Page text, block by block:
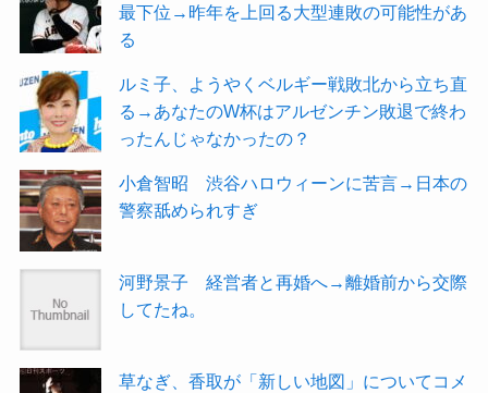
最下位→昨年を上回る大型連敗の可能性があ
る
ルミ子、ようやくベルギー戦敗北から立ち直
る→あなたのW杯はアルゼンチン敗退で終わ
ったんじゃなかったの？
小倉智昭 渋谷ハロウィーンに苦言→日本の
警察舐められすぎ
河野景子 経営者と再婚へ→離婚前から交際
してたね。
草なぎ、香取が「新しい地図」についてコメ